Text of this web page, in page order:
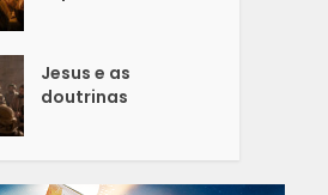
Jesus e as
doutrinas